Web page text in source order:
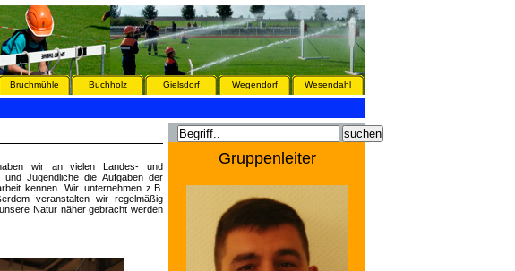
Bruchmühle Buchholz Gielsdorf Wegendorf Wesendahl
Gruppenleiter
wir an vielen Landes- und
Jugendliche die Aufgaben der
kennen. Wir unternehmen z.B.
veranstalten wir regelmäßig
Natur näher gebracht werden